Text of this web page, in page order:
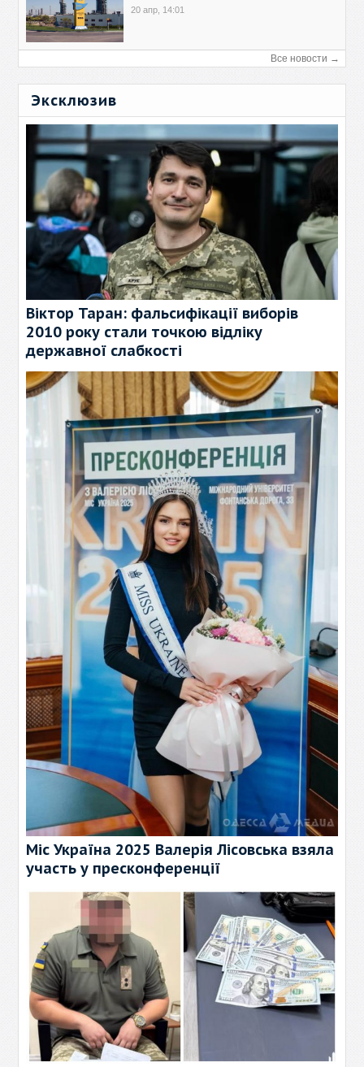
20 апр, 14:01
Все новости →
Эксклюзив
Віктор Таран: фальсифікації виборів
2010 року стали точкою відліку
державної слабкості
Міс Україна 2025 Валерія Лісовська взяла
участь у пресконференції